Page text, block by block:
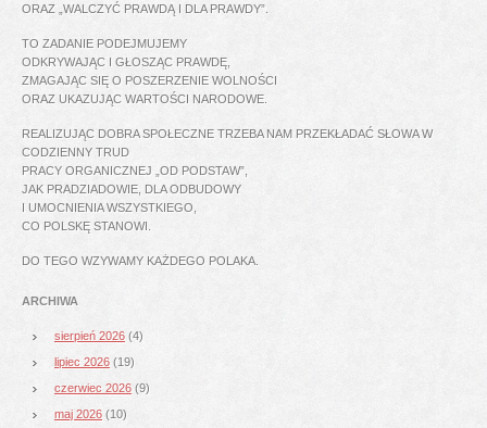
ORAZ „WALCZYĆ PRAWDĄ I DLA PRAWDY”.
TO ZADANIE PODEJMUJEMY
ODKRYWAJĄC I GŁOSZĄC PRAWDĘ,
ZMAGAJĄC SIĘ O POSZERZENIE WOLNOŚCI
ORAZ UKAZUJĄC WARTOŚCI NARODOWE.
REALIZUJĄC DOBRA SPOŁECZNE TRZEBA NAM PRZEKŁADAĆ SŁOWA W
CODZIENNY TRUD
PRACY ORGANICZNEJ „OD PODSTAW”,
JAK PRADZIADOWIE, DLA ODBUDOWY
I UMOCNIENIA WSZYSTKIEGO,
CO POLSKĘ STANOWI.
DO TEGO WZYWAMY KAŻDEGO POLAKA.
ARCHIWA
sierpień 2026 (4)
lipiec 2026 (19)
czerwiec 2026 (9)
maj 2026 (10)